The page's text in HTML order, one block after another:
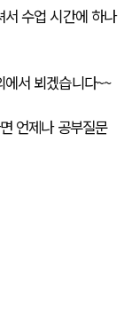
수업 시간에 하나
서 뵈겠습니다~~
언제나 공부질문